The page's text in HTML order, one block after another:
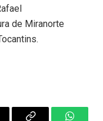
de Miranorte